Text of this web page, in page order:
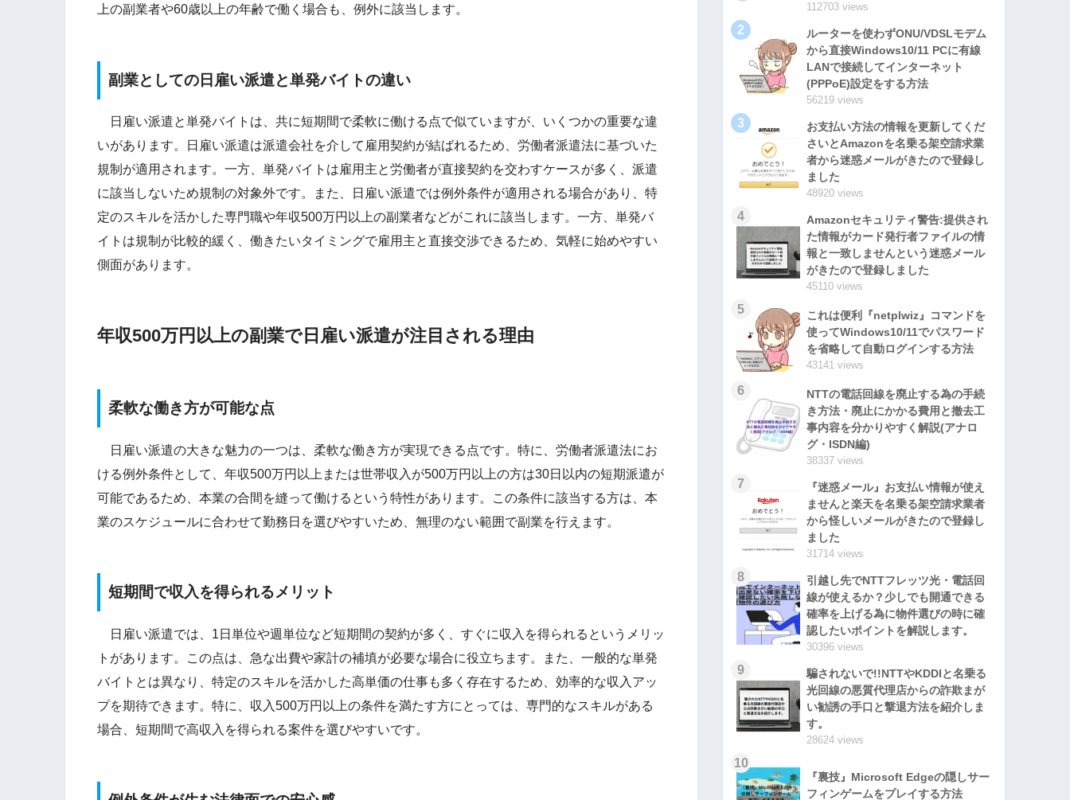
上の副業者や60歳以上の年齢で働く場合も、例外に該当します。
副業としての日雇い派遣と単発バイトの違い
日雇い派遣と単発バイトは、共に短期間で柔軟に働ける点で似ていますが、いくつかの重要な違
いがあります。日雇い派遣は派遣会社を介して雇用契約が結ばれるため、労働者派遣法に基づいた
規制が適用されます。一方、単発バイトは雇用主と労働者が直接契約を交わすケースが多く、派遣
に該当しないため規制の対象外です。また、日雇い派遣では例外条件が適用される場合があり、特
定のスキルを活かした専門職や年収500万円以上の副業者などがこれに該当します。一方、単発バ
イトは規制が比較的緩く、働きたいタイミングで雇用主と直接交渉できるため、気軽に始めやすい
側面があります。
年収500万円以上の副業で日雇い派遣が注目される理由
柔軟な働き方が可能な点
日雇い派遣の大きな魅力の一つは、柔軟な働き方が実現できる点です。特に、労働者派遣法にお
ける例外条件として、年収500万円以上または世帯収入が500万円以上の方は30日以内の短期派遣が
可能であるため、本業の合間を縫って働けるという特性があります。この条件に該当する方は、本
業のスケジュールに合わせて勤務日を選びやすいため、無理のない範囲で副業を行えます。
短期間で収入を得られるメリット
日雇い派遣では、1日単位や週単位など短期間の契約が多く、すぐに収入を得られるというメリッ
トがあります。この点は、急な出費や家計の補填が必要な場合に役立ちます。また、一般的な単発
バイトとは異なり、特定のスキルを活かした高単価の仕事も多く存在するため、効率的な収入アッ
プを期待できます。特に、収入500万円以上の条件を満たす方にとっては、専門的なスキルがある
場合、短期間で高収入を得られる案件を選びやすいです。
112703 views
2
ルーターを使わずONU/VDSLモデム
から直接Windows10/11 PCに有線
LANで接続してインターネット
(PPPoE)設定をする方法
56219 views
3
お支払い方法の情報を更新してくだ
さいとAmazonを名乗る架空請求業
者から迷惑メールがきたので登録し
ました
48920 views
4
Amazonセキュリティ警告:提供され
た情報がカード発行者ファイルの情
報と一致しませんという迷惑メール
がきたので登録しました
45110 views
5
これは便利『netplwiz』コマンドを
使ってWindows10/11でパスワード
を省略して自動ログインする方法
43141 views
6
NTTの電話回線を廃止する為の手続
き方法・廃止にかかる費用と撤去工
事内容を分かりやすく解説(アナロ
グ・ISDN編)
38337 views
7
『迷惑メール』お支払い情報が使え
ませんと楽天を名乗る架空請求業者
から怪しいメールがきたので登録し
ました
31714 views
8
引越し先でNTTフレッツ光・電話回
線が使えるか？少しでも開通できる
確率を上げる為に物件選びの時に確
認したいポイントを解説します。
30396 views
9
騙されないで!!NTTやKDDIと名乗る
光回線の悪質代理店からの詐欺まが
い勧誘の手口と撃退方法を紹介しま
す。
28624 views
10
『裏技』Microsoft Edgeの隠しサー
フィンゲームをプレイする方法